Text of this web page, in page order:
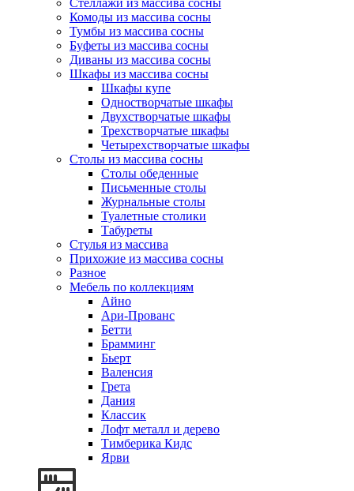
Стеллажи из массива сосны
Комоды из массива сосны
Тумбы из массива сосны
Буфеты из массива сосны
Диваны из массива сосны
Шкафы из массива сосны
Шкафы купе
Одностворчатые шкафы
Двухстворчатые шкафы
Трехстворчатые шкафы
Четырехстворчатые шкафы
Столы из массива сосны
Столы обеденные
Письменные столы
Журнальные столы
Туалетные столики
Табуреты
Стулья из массива
Прихожие из массива сосны
Разное
Мебель по коллекциям
Айно
Ари-Прованс
Бетти
Брамминг
Бьерт
Валенсия
Грета
Дания
Классик
Лофт металл и дерево
Тимберика Кидс
Ярви